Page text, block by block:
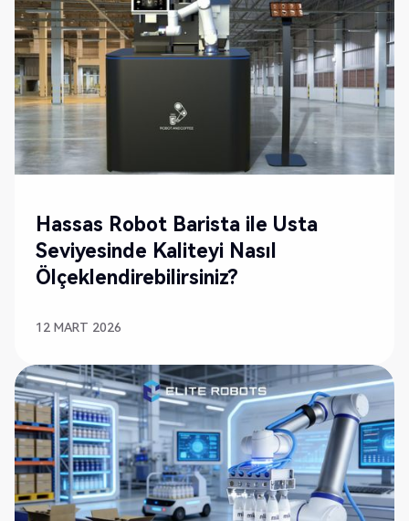
Hassas Robot Barista ile Usta
Seviyesinde Kaliteyi Nasıl
Ölçeklendirebilirsiniz?
12 MART 2026